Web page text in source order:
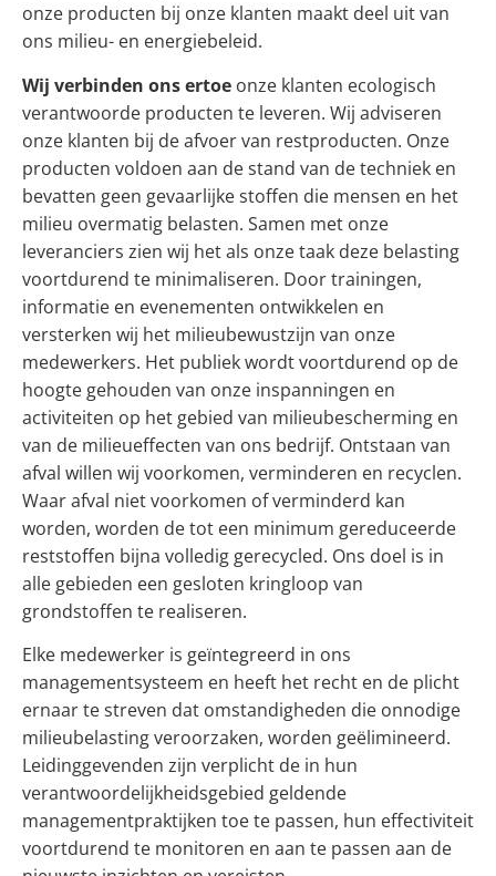
onze producten bij onze klanten maakt deel uit van
ons milieu- en energiebeleid.
Wij verbinden ons ertoe onze klanten ecologisch
verantwoorde producten te leveren. Wij adviseren
onze klanten bij de afvoer van restproducten. Onze
producten voldoen aan de stand van de techniek en
bevatten geen gevaarlijke stoffen die mensen en het
milieu overmatig belasten. Samen met onze
leveranciers zien wij het als onze taak deze belasting
voortdurend te minimaliseren. Door trainingen,
informatie en evenementen ontwikkelen en
versterken wij het milieubewustzijn van onze
medewerkers. Het publiek wordt voortdurend op de
hoogte gehouden van onze inspanningen en
activiteiten op het gebied van milieubescherming en
van de milieueffecten van ons bedrijf. Ontstaan van
afval willen wij voorkomen, verminderen en recyclen.
Waar afval niet voorkomen of verminderd kan
worden, worden de tot een minimum gereduceerde
reststoffen bijna volledig gerecycled. Ons doel is in
alle gebieden een gesloten kringloop van
grondstoffen te realiseren.
Elke medewerker is geïntegreerd in ons
managementsysteem en heeft het recht en de plicht
ernaar te streven dat omstandigheden die onnodige
milieubelasting veroorzaken, worden geëlimineerd.
Leidinggevenden zijn verplicht de in hun
verantwoordelijkheidsgebied geldende
managementpraktijken toe te passen, hun effectiviteit
voortdurend te monitoren en aan te passen aan de